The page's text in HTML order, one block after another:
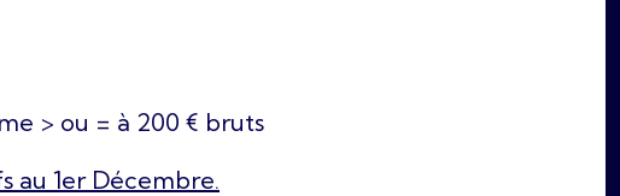
> ou = à 200 € bruts
au 1er Décembre.